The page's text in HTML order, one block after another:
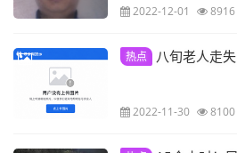
2022-12-01
热点 八旬老人走
2022-11-30